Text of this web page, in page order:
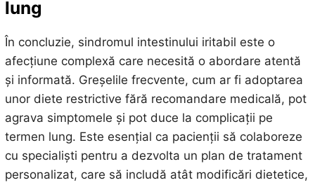
lung
În concluzie, sindromul intestinului iritabil este o
afecțiune complexă care necesită o abordare atentă
și informată. Greșelile frecvente, cum ar fi adoptarea
unor diete restrictive fără recomandare medicală, pot
agrava simptomele și pot duce la complicații pe
termen lung. Este esențial ca pacienții să colaboreze
cu specialiști pentru a dezvolta un plan de tratament
personalizat, care să includă atât modificări dietetice,